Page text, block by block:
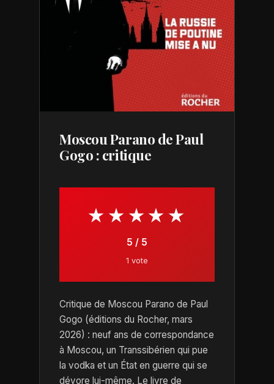
Moscou Parano de Paul
Gogo : critique
★★★★★
5 / 5
1 vote
Critique de Moscou Parano de Paul
Gogo (éditions du Rocher, mars
2026) : neuf ans de correspondance
à Moscou, un Transsibérien qui pue
la vodka et un État en guerre qui se
dévore lui-même. Le livre de